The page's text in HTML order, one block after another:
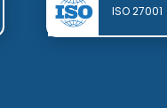
ISO 27001